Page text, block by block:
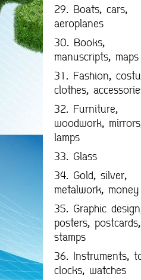
29. Boats, cars,
aeroplanes
30. Books,
manuscripts, maps
31. Fashion,
clothes,
32. Furniture,
woodwork,
lamps
33. Glass
34. Gold, silver,
metalwork, money
35. Graphic
posters, postcards,
stamps
36. Instruments,
clocks, watches